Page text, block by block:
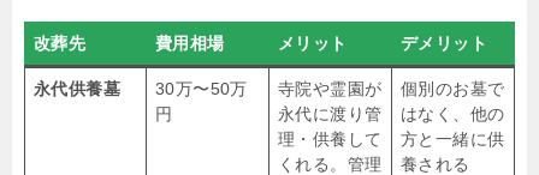
改葬先 費用相場 メリット デメリット
永代供養墓
30万〜50万
円
寺院や霊園が
永代に渡り管
理・供養して
くれる。管理
個別のお墓で
はなく、他の
方と一緒に供
養される